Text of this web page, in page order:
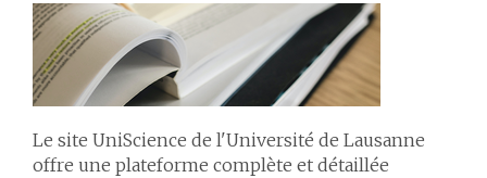
Le site UniScience de l'Université de Lausanne
offre une plateforme complète et détaillée